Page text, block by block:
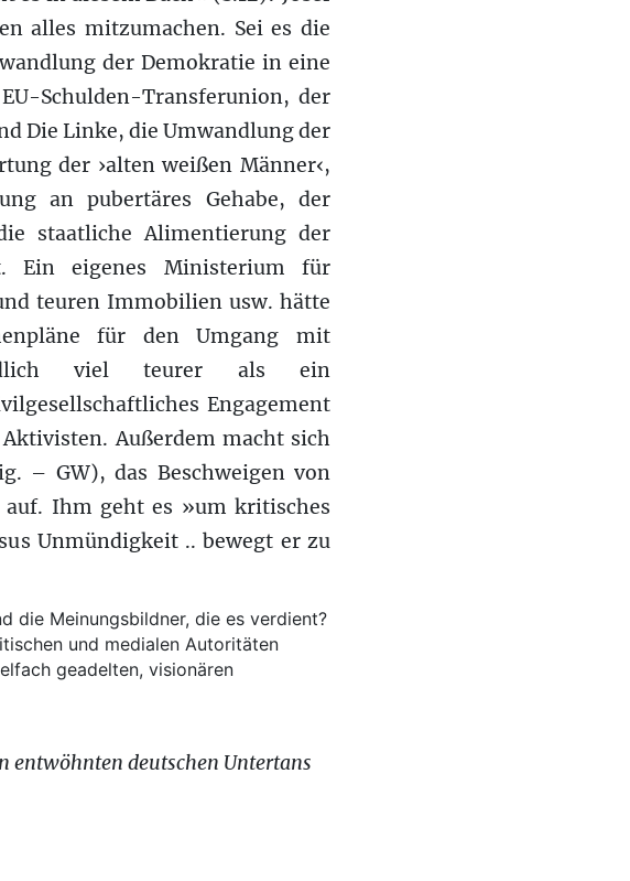
alles mitzumachen. Sei es die
der Demokratie in eine
Schulden-Transferunion, der
Die Linke, die Umwandlung der
der ›alten weißen Männer‹,
an pubertäres Gehabe, der
staatliche Alimentierung der
Ein eigenes Ministerium für
teuren Immobilien usw. hätte
für den Umgang mit
viel teurer als ein
Engagement
Außerdem macht sich
– GW), das Beschweigen von
Ihm geht es »um kritisches
Unmündigkeit .. bewegt er zu
die Meinungsbildner, die es verdient?
und medialen Autoritäten
geadelten, visionären
entwöhnten deutschen Untertans